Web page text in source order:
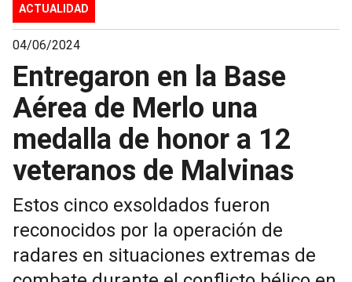
ACTUALIDAD
04/06/2024
Entregaron en la Base
Aérea de Merlo una
medalla de honor a 12
veteranos de Malvinas
Estos cinco exsoldados fueron
reconocidos por la operación de
radares en situaciones extremas de